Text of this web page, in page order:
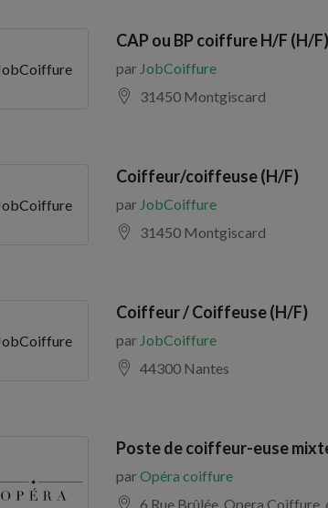
CAP ou BP coiffure H/F (H/F)
par JobCoiffure
31450 Montgiscard
Coiffeur/coiffeuse (H/F)
par JobCoiffure
31450 Montgiscard
Coiffeur / Coiffeuse (H/F)
par JobCoiffure
44300 Nantes
Poste de coiffeur-euse
parOpéra coiffure
6 Rue Brûlée, Opera